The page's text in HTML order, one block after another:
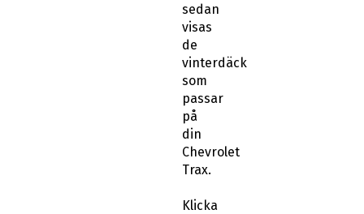
sedan
visas
de
vinterdäck
som
passar
på
din
Chevrolet
Trax.
Klicka